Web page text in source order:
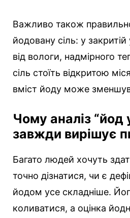
Важливо також
йодовану сіль: у закритій
від вологи, надмірного
сіль стоїть відкритою
вміст йоду може
Чому аналіз “йод
завжди вирішує
Багато людей хочуть
точно дізнатися, чи є
йодом усе складніше.
коливатися, а оцінка